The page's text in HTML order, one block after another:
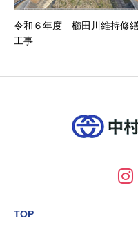
令和６年度 櫛田川維持修
工事
TOP